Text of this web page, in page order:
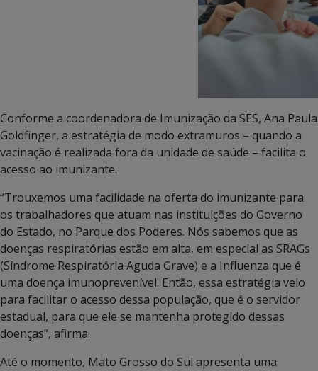
Conforme a coordenadora de Imunização da SES, Ana Paula
Goldfinger, a estratégia de modo extramuros – quando a
vacinação é realizada fora da unidade de saúde – facilita o
acesso ao imunizante.
“Trouxemos uma facilidade na oferta do imunizante para
os trabalhadores que atuam nas instituições do Governo
do Estado, no Parque dos Poderes. Nós sabemos que as
doenças respiratórias estão em alta, em especial as SRAGs
(Síndrome Respiratória Aguda Grave) e a Influenza que é
uma doença imunoprevenível. Então, essa estratégia veio
para facilitar o acesso dessa população, que é o servidor
estadual, para que ele se mantenha protegido dessas
doenças”, afirma.
Até o momento, Mato Grosso do Sul apresenta uma